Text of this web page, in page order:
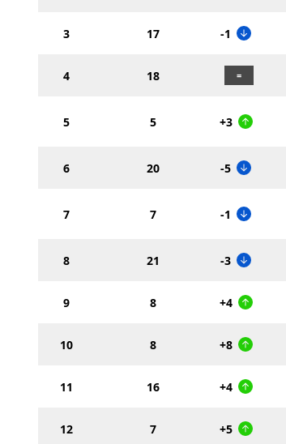
3 17 -1
4 18
5 5 +3
6 20 -5
7 7 -1
8 21 -3
9 8 +4
10 8 +8
11 16 +4
12 7 +5